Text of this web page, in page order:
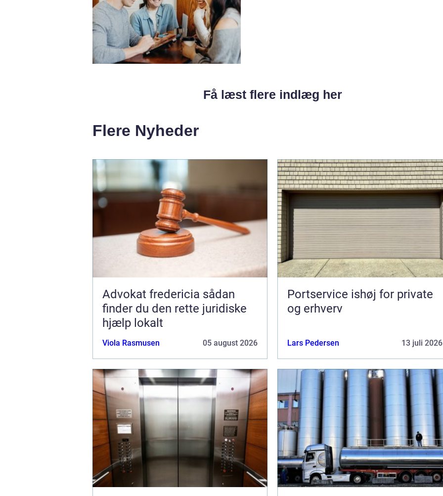
Få læst flere indlæg her
Flere Nyheder
Advokat fredericia sådan
finder du den rette juridiske
hjælp lokalt
Viola Rasmusen 05 august 2026
Portservice ishøj for private
og erhverv
Lars Pedersen 13 juli 2026